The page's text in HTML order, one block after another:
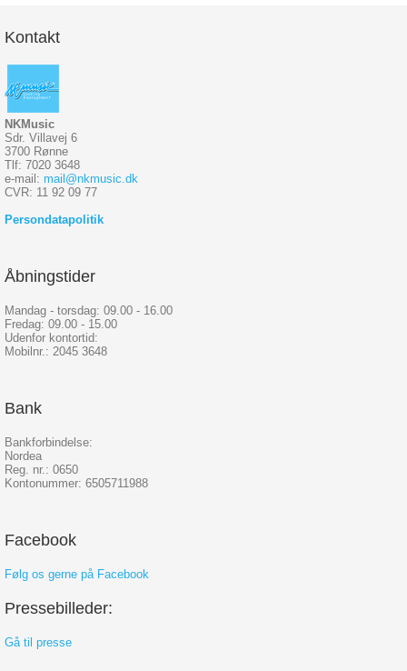
Kontakt
NKMusic
Sdr. Villavej 6
3700 Rønne
Tlf: 7020 3648
e-mail: mail@nkmusic.dk
CVR: 11 92 09 77
Persondatapolitik
Åbningstider
Mandag - torsdag: 09.00 - 16.00
Fredag: 09.00 - 15.00
Udenfor kontortid:
Mobilnr.: 2045 3648
Bank
Bankforbindelse:
Nordea
Reg. nr.: 0650
Kontonummer: 6505711988
Facebook
Følg os gerne på Facebook
Pressebilleder:
Gå til presse